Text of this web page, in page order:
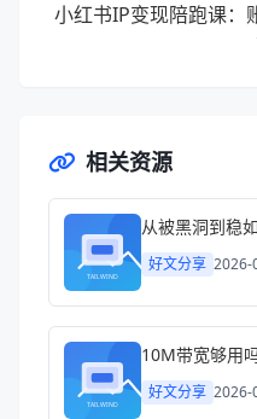
小红书IP变现陪跑课：
相关资源
好文分享 2026-
10M带宽够用
好文分享 2026-